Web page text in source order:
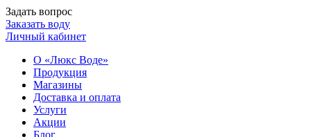
Задать вопрос
Заказать воду
Личный кабинет
О «Люкс Воде»
Продукция
Магазины
Доставка и оплата
Услуги
Акции
Блог